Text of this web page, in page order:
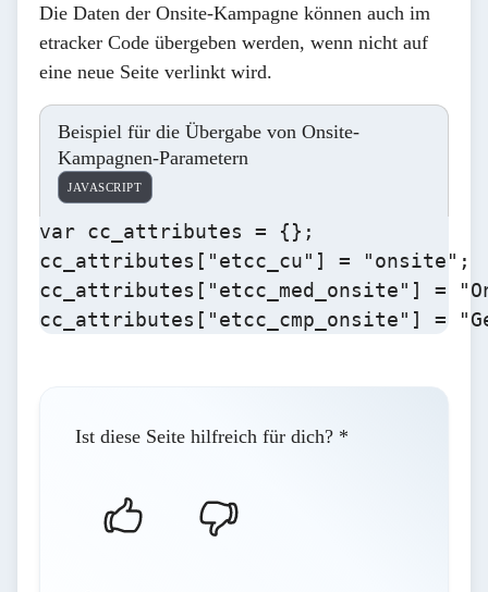
Die Daten der Onsite-Kampagne können auch im
etracker Code übergeben werden, wenn nicht auf
eine neue Seite verlinkt wird.
Beispiel für die Übergabe von Onsite-
Kampagnen-Parametern
JAVASCRIPT
var cc_attributes = {};
cc_attributes["etcc_cu"] = "onsite";
cc_attributes["etcc_med_onsite"] =
cc_attributes["etcc_cmp_onsite"] =
Ist diese Seite hilfreich für dich? *